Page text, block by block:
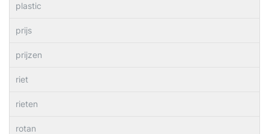
plastic
prijs
prijzen
riet
rieten
rotan